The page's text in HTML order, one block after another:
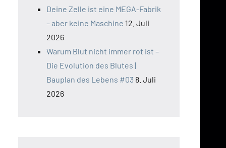
Deine Zelle ist eine MEGA-Fabrik
– aber keine Maschine 12. Juli
2026
Warum Blut nicht immer rot ist –
Die Evolution des Blutes |
Bauplan des Lebens #03 8. Juli
2026